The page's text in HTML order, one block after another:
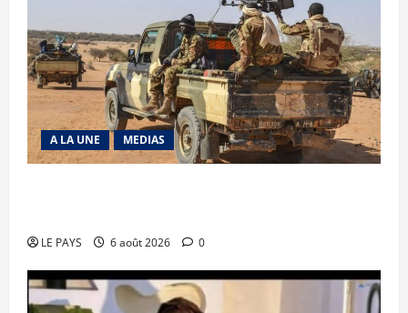
A LA UNE MEDIAS
LE PAYS 6 août 2026 0